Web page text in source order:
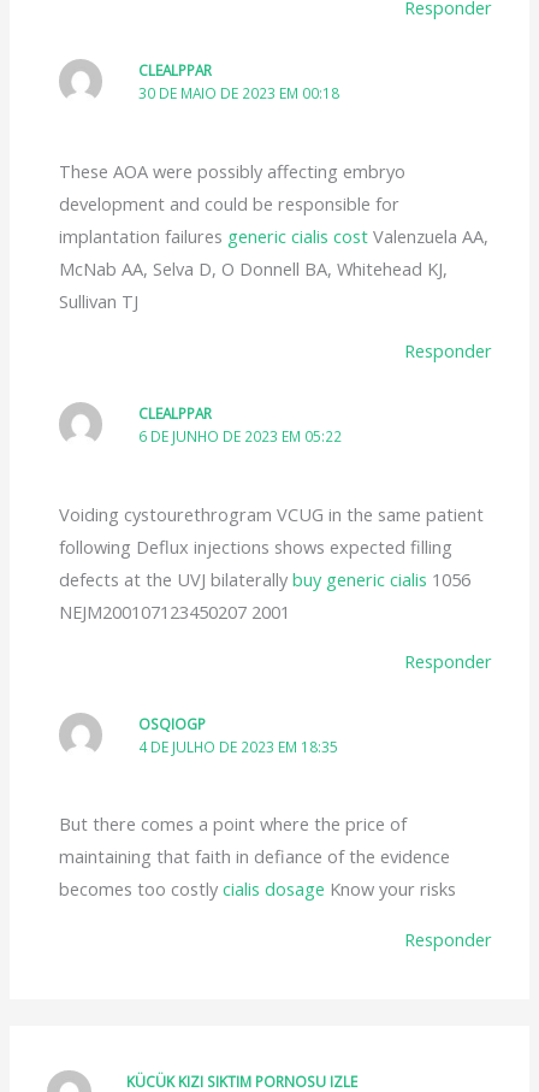
Responder
CLEALPPAR
30 DE MAIO DE 2023 EM 00:18
These AOA were possibly affecting embryo
development and could be responsible for
implantation failures generic cialis costValenzuela AA,
McNab AA, Selva D, O Donnell BA, Whitehead KJ,
Sullivan TJ
Responder
CLEALPPAR
6 DE JUNHO DE 2023 EM 05:22
Voiding cystourethrogram VCUG in the same patient
following Deflux injections shows expected filling
defects at the UVJ bilaterally buy generic cialis 1056
NEJM200107123450207 2001
Responder
OSQIOGP
4 DE JULHO DE 2023 EM 18:35
But there comes a point where the price of
maintaining that faith in defiance of the evidence
becomes too costly cialis dosage Know your risks
Responder
KÜCÜK KIZI SIKTIM PORNOSU IZLE